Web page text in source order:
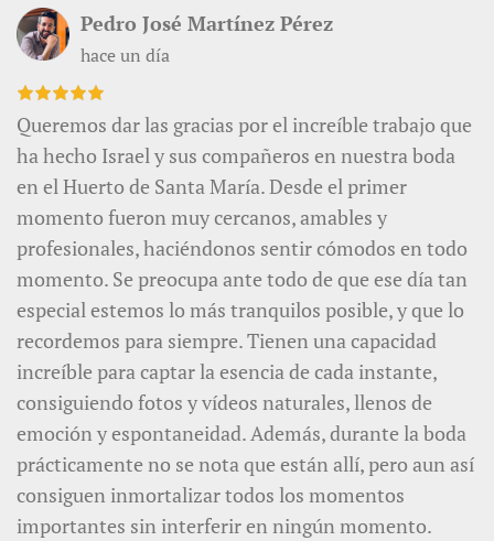
Pedro José Martínez Pérez
hace un día
Queremos dar las gracias por el increíble trabajo que
ha hecho Israel y sus compañeros en nuestra boda
en el Huerto de Santa María. Desde el primer
momento fueron muy cercanos, amables y
profesionales, haciéndonos sentir cómodos en todo
momento. Se preocupa ante todo de que ese día tan
especial estemos lo más tranquilos posible, y que lo
recordemos para siempre. Tienen una capacidad
increíble para captar la esencia de cada instante,
consiguiendo fotos y vídeos naturales, llenos de
emoción y espontaneidad. Además, durante la boda
prácticamente no se nota que están allí, pero aun así
consiguen inmortalizar todos los momentos
importantes sin interferir en ningún momento.